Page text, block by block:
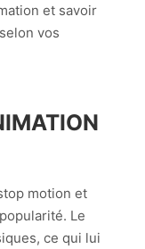
et savoir
vos
motion et
Le
ce qui lui